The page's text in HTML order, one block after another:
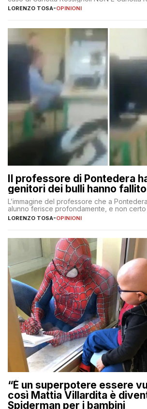
LORENZO TOSA-OPINIONI
Il professore di Pontedera
genitori dei bulli hanno fallito
L’immagine del professore che a
alunno ferisce profondamente, e non
LORENZO TOSA-OPINIONI
“È un superpotere essere
così Mattia Villardita è
Spiderman per i bambini